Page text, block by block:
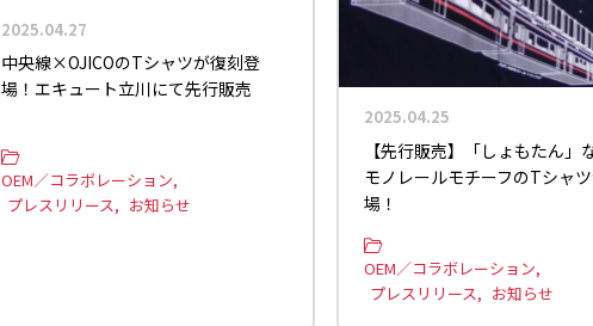
2025.04.27
中央線×OJICOのTシャツが復刻登
場！エキュート立川にて先行販売
OEM／コラボレーション
プレスリリース
お知らせ
2025.04.25
【先行販売】「しょもたん」
モノレールモチーフのTシャ
場！
OEM／コラボレーション
プレスリリース
お知らせ